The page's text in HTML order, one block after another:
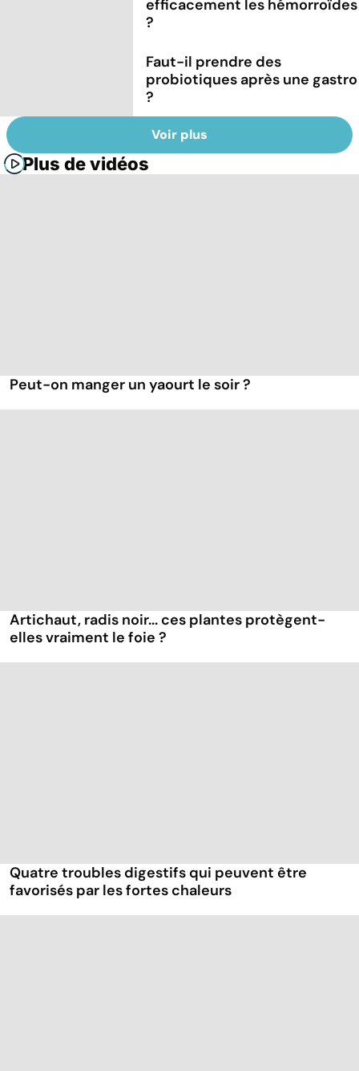
efficacement les hémorroïdes
?
Faut-il prendre des
probiotiques après une gastro
?
Voir plus
Plus de vidéos
Peut-on manger un yaourt le soir ?
Artichaut, radis noir... ces plantes protègent-
elles vraiment le foie ?
Quatre troubles digestifs qui peuvent être
favorisés par les fortes chaleurs